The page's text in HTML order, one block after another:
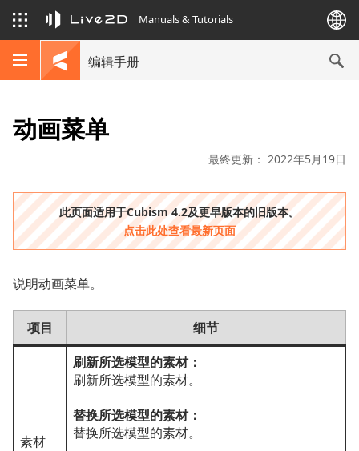
Manuals & Tutorials
编辑手册
动画菜单
最終更新： 2022年5月19日
此页面适用于Cubism 4.2及更早版本的旧版本。
点击此处查看最新页面
说明动画菜单。
项目 细节
素材
刷新所选模型的素材：
刷新所选模型的素材。
替换所选模型的素材：
替换所选模型的素材。